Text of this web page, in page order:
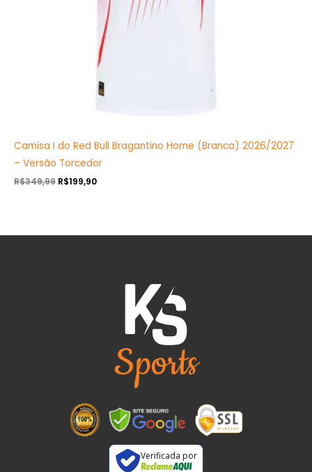
Camisa I do Red Bull Bragantino Home (Branca) 2026/2027
– Versão Torcedor
R$349,99 R$199,90
Verificada por